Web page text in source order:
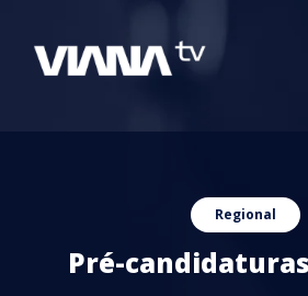
Regional
Pré-